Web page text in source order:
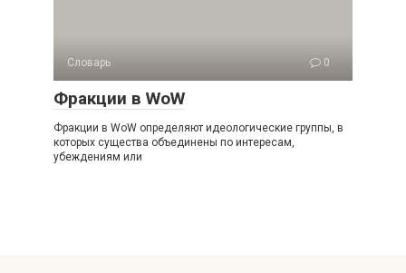
Словарь 0
Фракции в WoW
Фракции в WoW определяют идеологические группы, в
которых существа объединены по интересам,
убеждениям или